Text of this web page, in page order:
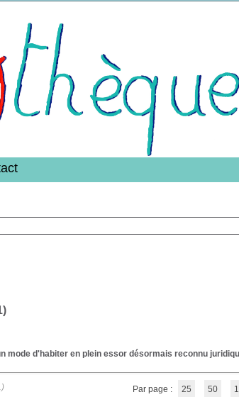
)
mode d'habiter en plein essor désormais reconnu
Par page : 25 50